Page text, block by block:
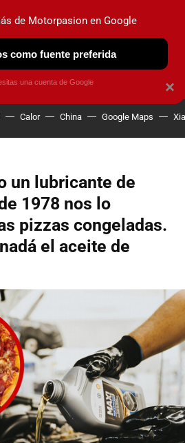
OBSERVATORIO
Calor China Google Maps
un lubricante de
1978 nos lo
pizzas congeladas.
el aceite de
×
de Motorpasion en Google
como fuente preferida
una cuenta de Google